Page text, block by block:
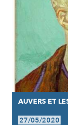
AUVERS ET
27/05/2020